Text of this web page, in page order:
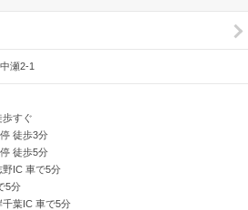
瀬2-1
歩すぐ
徒歩3分
徒歩5分
IC 車で5分
5分
葉IC 車で5分